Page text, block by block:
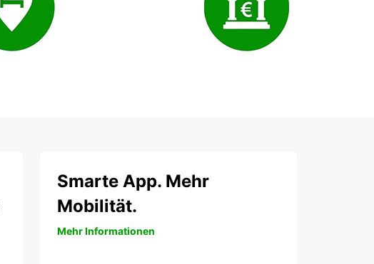
Smarte App. Mehr
Mobilität.
Mehr Informationen